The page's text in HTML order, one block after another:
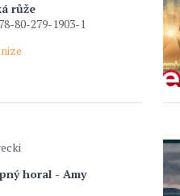
růže
80-279-1903-1
horal - Amy